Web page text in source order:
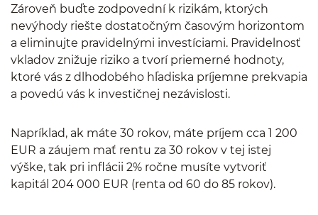
Zároveň buďte zodpovední k rizikám, ktorých
nevýhody riešte dostatočným časovým horizontom
a eliminujte pravidelnými investíciami. Pravidelnosť
vkladov znižuje riziko a tvorí priemerné hodnoty,
ktoré vás z dlhodobého hľadiska príjemne prekvapia
a povedú vás k investičnej nezávislosti.
Napríklad, ak máte 30 rokov, máte príjem cca 1 200
EUR a záujem mať rentu za 30 rokov v tej istej
výške, tak pri inflácii 2% ročne musíte vytvoriť
kapitál 204 000 EUR (renta od 60 do 85 rokov).